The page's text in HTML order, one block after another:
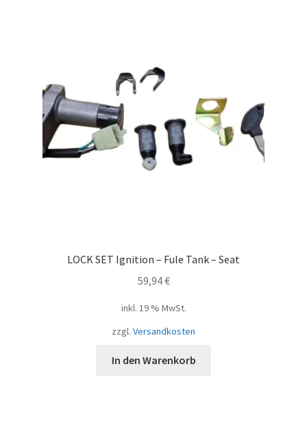
LOCK SET Ignition – Fule Tank – Seat
59,94€
inkl. 19 % MwSt.
zzgl. Versandkosten
In den Warenkorb